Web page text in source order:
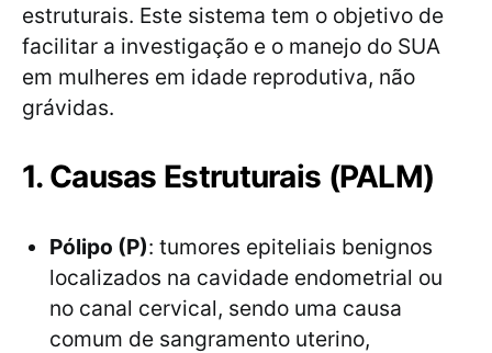
estruturais. Este sistema tem o objetivo de
facilitar a investigação e o manejo do SUA
em mulheres em idade reprodutiva, não
grávidas.
1. Causas Estruturais (PALM)
Pólipo (P): tumores epiteliais benignos
localizados na cavidade endometrial ou
no canal cervical, sendo uma causa
comum de sangramento uterino,